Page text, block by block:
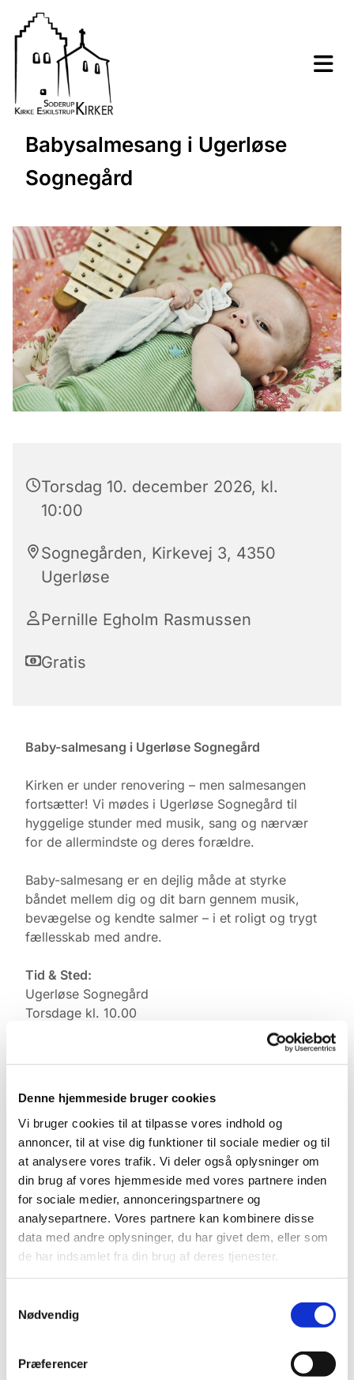
Denne hjemmeside bruger cookies
Vi bruger cookies til at tilpasse vores indhold og
annoncer, til at vise dig funktioner til sociale medier og til
at analysere vores trafik. Vi deler også oplysninger om
din brug af vores hjemmeside med vores partnere inden
for sociale medier, annonceringspartnere og
analysepartnere. Vores partnere kan kombinere disse
data med andre oplysninger, du har givet dem, eller som
de har indsamlet fra din brug af deres tjenester.
Nødvendig
Præferencer
Babysalmesang i Ugerløse
Sognegård
Torsdag 10. december 2026, kl.
10:00
Sognegården, Kirkevej 3, 4350
Ugerløse
Pernille Egholm Rasmussen
Gratis
Baby-salmesang i Ugerløse Sognegård
Kirken er under renovering – men salmesangen
fortsætter! Vi mødes i Ugerløse Sognegård til
hyggelige stunder med musik, sang og nærvær
for de allermindste og deres forældre.
Baby-salmesang er en dejlig måde at styrke
båndet mellem dig og dit barn gennem musik,
bevægelse og kendte salmer – i et roligt og trygt
fællesskab med andre.
Tid & Sted:
Ugerløse Sognegård
Torsdage kl. 10.00
Kontakt Pernille Rasmussen på:
Mobil: +45 31521240
Mail: pernilleegholm@live.dk
Alle er velkomne – uanset om du er vant til at
komme i kirke eller ej. Tag din baby under armen,
og kom og vær med til at fylde sognegården med